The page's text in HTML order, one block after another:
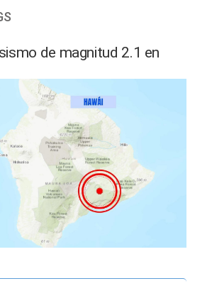
de magnitud 2.1 en